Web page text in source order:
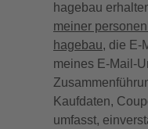
hagebau
meiner
hagebau, die E-
meines E-Mail-
Kaufdaten,
umfasst,